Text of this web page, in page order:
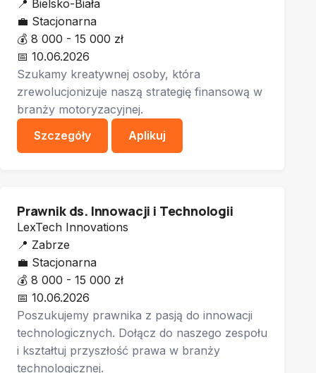
📍 Bielsko-Biała
💼 Stacjonarna
💰 8 000 - 15 000 zł
📅 10.06.2026
Szukamy kreatywnej osoby, która
zrewolucjonizuje naszą strategię finansową w
branży motoryzacyjnej.
Szczegóły
Aplikuj
Prawnik ds. Innowacji i Technologii
LexTech Innovations
📍 Zabrze
💼 Stacjonarna
💰 8 000 - 15 000 zł
📅 10.06.2026
Poszukujemy prawnika z pasją do innowacji
technologicznych. Dołącz do naszego zespołu
i kształtuj przyszłość prawa w branży
technologicznej.